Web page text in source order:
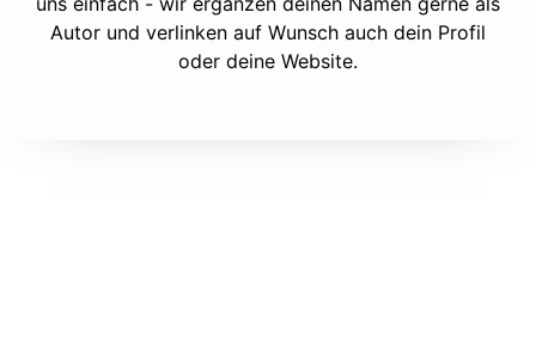
Autor und verlinken auf Wunsch auch dein Profil
oder deine Website.